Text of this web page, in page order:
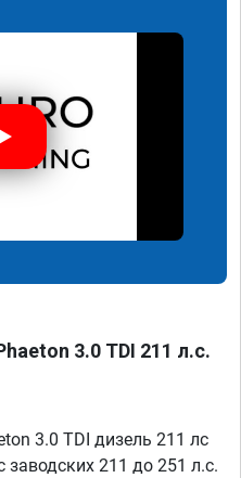
3.0 TDI 211 л.с.
3.0 TDI дизель 211 лс
211 до 251 л.с.